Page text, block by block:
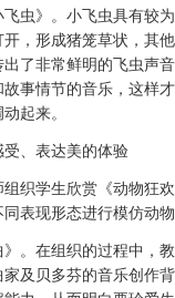
虫》。小飞虫具有较
，形成猪笼草状，其
了非常鲜明的飞虫声
事情节的音乐，这样
起来。
受、表达美的体验
织学生欣赏《动物狂
表现形态进行模仿动
。在组织的过程中，
及贝多芬的音乐创作